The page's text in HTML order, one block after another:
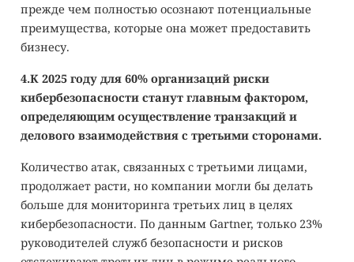
прежде чем полностью осознают потенциальные
преимущества, которые она может предоставить
бизнесу.
4.К 2025 году для 60% организаций риски
кибербезопасности станут главным фактором,
определяющим осуществление транзакций и
делового взаимодействия с третьими сторонами.
Количество атак, связанных с третьими лицами,
продолжает расти, но компании могли бы делать
больше для мониторинга третьих лиц в целях
кибербезопасности. По данным Gartner, только 23%
руководителей служб безопасности и рисков